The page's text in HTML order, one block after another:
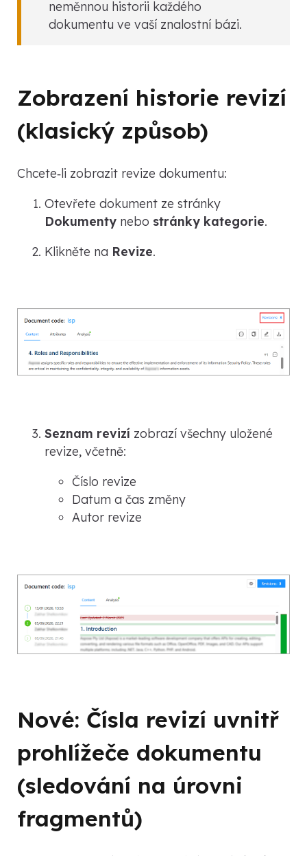
neměnnou historii každého
dokumentu ve vaší znalostní bázi.
Zobrazení historie revizí
(klasický způsob)
Chcete‑li zobrazit revize dokumentu:
Otevřete dokument ze stránky
Dokumenty nebo stránky kategorie.
Klikněte na Revize.
Seznam revizí zobrazí všechny uložené
revize, včetně:
Číslo revize
Datum a čas změny
Autor revize
Nové: Čísla revizí uvnitř
prohlížeče dokumentu
(sledování na úrovni
fragmentů)